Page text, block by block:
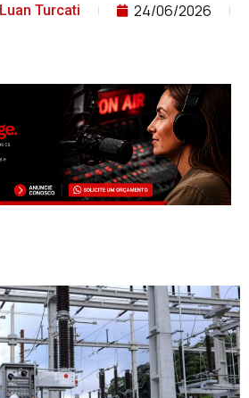
Luan Turcati
24/06/2026